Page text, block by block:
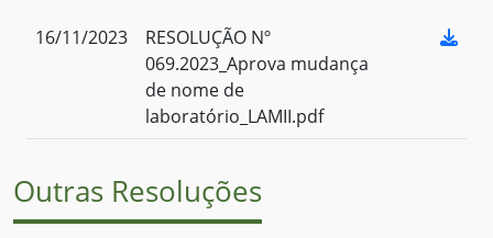
16/11/2023
RESOLUÇÃO Nº
069.2023_Aprova mudança
de nome de
laboratório_LAMII.pdf
Outras Resoluções